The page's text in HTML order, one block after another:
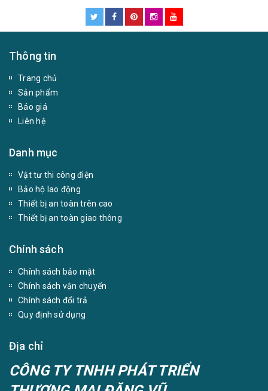
Thông tin
Trang chủ
Sản phẩm
Báo giá
Liên hệ
Danh mục
Vật tư thi công điện
Bảo hộ lao động
Thiết bị an toàn trên cao
Thiết bị an toàn giao thông
Chính sách
Chính sách bảo mật
Chính sách vận chuyển
Chính sách đổi trả
Quy định sử dụng
Địa chỉ
CÔNG TY TNHH PHÁT TRIỂN